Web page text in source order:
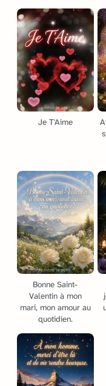
Je T'Aime
Bonne Saint-
Valentin à mon
mari, mon amour au
quotidien.